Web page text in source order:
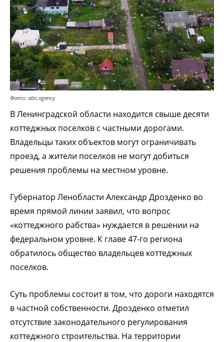
Фото: abn.agency
В Ленинградской области находится свыше десяти
коттеджных поселков с частными дорогами.
Владельцы таких объектов могут ограничивать
проезд, а жители поселков не могут добиться
решения проблемы на местном уровне.
Губернатор Ленобласти Александр Дрозденко во
время прямой линии заявил, что вопрос
«коттеджного рабства» нуждается в решении на
федеральном уровне. К главе 47-го региона
обратилось общество владельцев коттеджных
поселков.
Суть проблемы состоит в том, что дороги находятся
в частной собственности. Дрозденко отметил
отсутствие законодательного регулирования
коттеджного строительства. На территории